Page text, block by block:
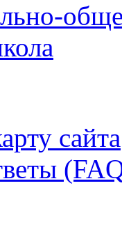
сайта